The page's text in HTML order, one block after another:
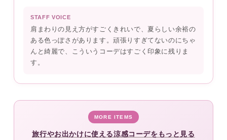
STAFF VOICE
肩まわりの見え方がすごくきれいで、夏らしい余裕の
ある色っぽさがあります。頑張りすぎてないのにちゃ
んと綺麗で、こういうコーデはすごく印象に残りま
す。
MORE ITEMS
旅行やお出かけに使える涼感コーデをもっと見る